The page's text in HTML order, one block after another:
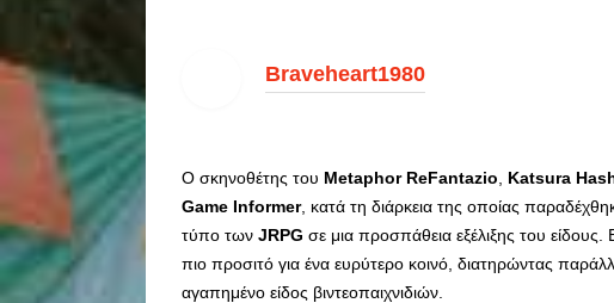
Braveheart1980
Ο σκηνοθέτης του Metaphor ReFantazio Katsura
Game Informer, κατά τη διάρκεια της οποίας
τύπο των JRPG σε μια προσπάθεια εξέλιξης του
πιο προσιτό για ένα ευρύτερο κοινό, διατηρώντας
αγαπημένο είδος βιντεοπαιχνιδιών.